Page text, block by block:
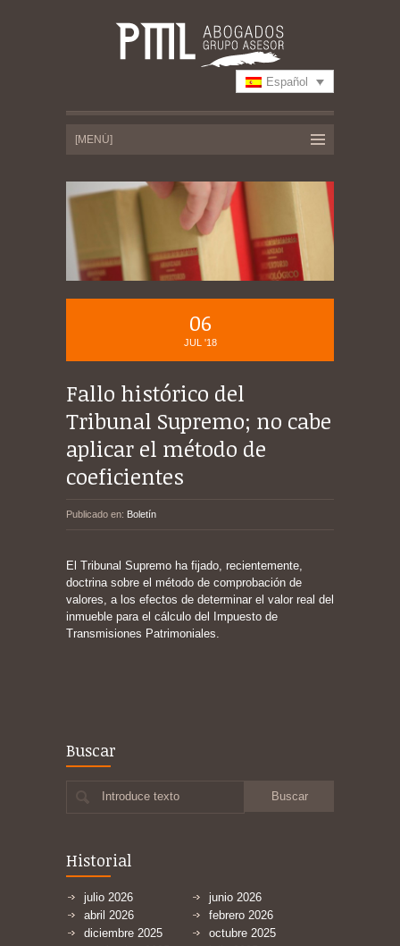
Español
06
JUL '18
Fallo histórico del
Tribunal Supremo; no cabe
aplicar el método de
coeficientes
Publicado en: Boletín
El Tribunal Supremo ha fijado, recientemente,
doctrina sobre el método de comprobación de
valores, a los efectos de determinar el valor real del
inmueble para el cálculo del Impuesto de
Transmisiones Patrimoniales.
Buscar
Introduce texto
Historial
julio 2026
junio 2026
abril 2026
febrero 2026
diciembre 2025
octubre 2025